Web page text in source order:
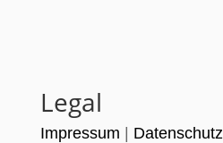
Legal
Impressum | Datenschutz